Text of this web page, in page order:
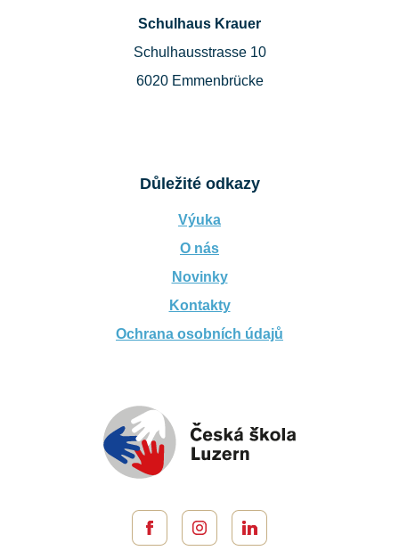
Schulhaus Krauer
Schulhausstrasse 10
6020 Emmenbrücke
Důležité odkazy
Výuka
O nás
Novinky
Kontakty
Ochrana osobních údajů